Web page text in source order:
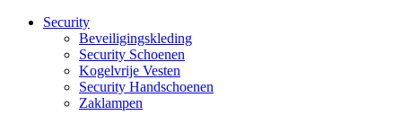
Security
Beveiligings­­kleding
Security Schoenen
Kogelvrije Vesten
Security Hand­­schoenen
Zaklampen